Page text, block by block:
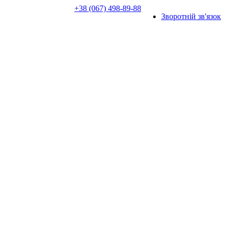
+38 (067) 498-89-88
Зворотній зв'язок